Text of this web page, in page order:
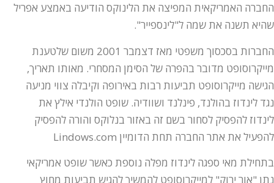
החברה האמריקאית המפיצה את הלינוקס הודיעה באמצע אפריל
שהיא תשנה את שמה ל"לינספייר".
החברות בסכסוך משפטי מאז דצמבר 2001 משום שלטענת
מייקרוסופט מדובר בהפרה של הסימן המסחרי. מאותו תאריך,
הגישה מייקרוסופט תביעות רבות באירופה וקיבלה צווי מניעה
נגד לינדוז בהולנד, פינלנד ושוודיה. שופט הולנדי אילץ את
לינדוז להפסיק לסחור בשם זה באזור בנלוקס והורה להפסיק
להפעיל את אתר החברה תחת הדומיין Lindows.com
בתחילת מאי ספגה לינדוז מפלה נוספת כאשר שופט אמריקאי
נתן "אור ירוק" למייקרוסופט להמשיך להגיש תביעות מחוץ